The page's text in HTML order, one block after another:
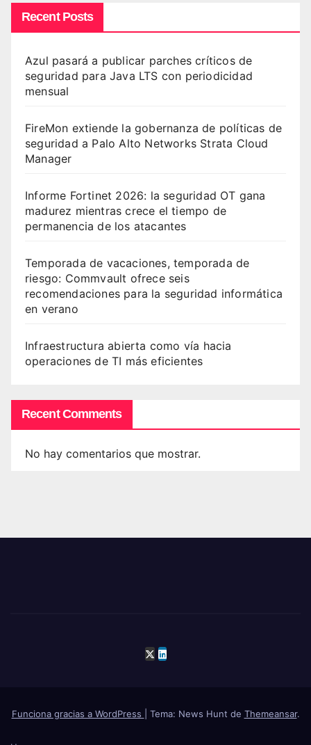
Recent Posts
Azul pasará a publicar parches críticos de
seguridad para Java LTS con periodicidad
mensual
FireMon extiende la gobernanza de políticas de
seguridad a Palo Alto Networks Strata Cloud
Manager
Informe Fortinet 2026: la seguridad OT gana
madurez mientras crece el tiempo de
permanencia de los atacantes
Temporada de vacaciones, temporada de
riesgo: Commvault ofrece seis
recomendaciones para la seguridad informática
en verano
Infraestructura abierta como vía hacia
operaciones de TI más eficientes
Recent Comments
No hay comentarios que mostrar.
Funciona gracias a WordPress Tema: News Hunt de Themeansar.